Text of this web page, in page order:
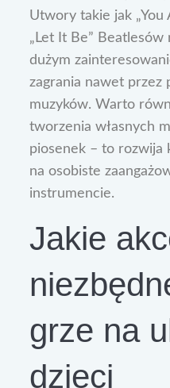
Utwory takie jak „You
„Let It Be” Beatlesów
dużym
zagrania nawet przez
muzyków. Warto
tworzenia własnych
piosenek – to rozwija
na osobiste
instrumencie.
Jakie
grze na
dzieci